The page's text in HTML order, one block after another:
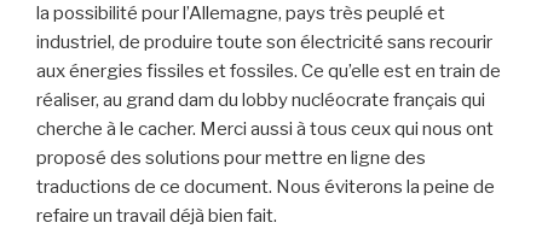
la possibilité pour l’Allemagne, pays très peuplé et
industriel, de produire toute son électricité sans recourir
aux énergies fissiles et fossiles. Ce qu’elle est en train de
réaliser, au grand dam du lobby nucléocrate français qui
cherche à le cacher. Merci aussi à tous ceux qui nous ont
proposé des solutions pour mettre en ligne des
traductions de ce document. Nous éviterons la peine de
refaire un travail déjà bien fait.